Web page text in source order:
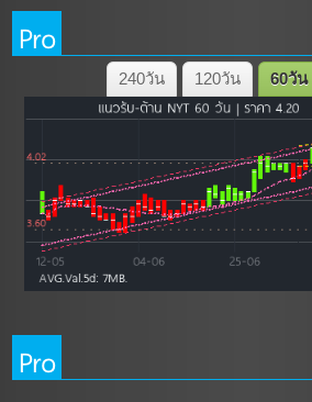
Pro
60วัน
120วัน
240วัน
Pro